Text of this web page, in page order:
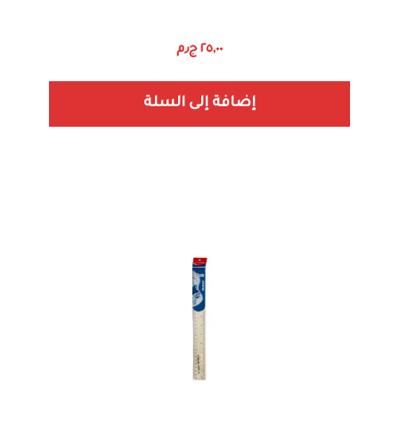
٢٥,٠٠ ج٫م
إضافة إلى السلة